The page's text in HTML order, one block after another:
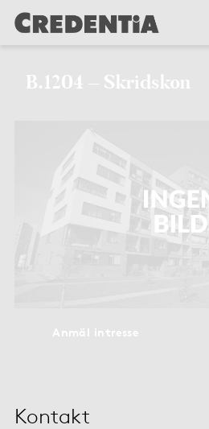
B.1204 – Skridskon
Anmäl intresse
Kontakt